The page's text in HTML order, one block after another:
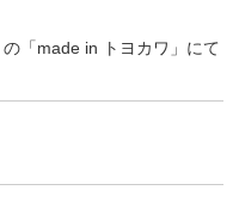
「made in トヨカワ」にて